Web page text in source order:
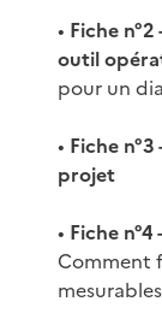
• Fiche
outil
pour un
• Fiche
projet
• Fiche
Comment